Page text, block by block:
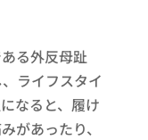
る外反母趾
ライフスタイ
なると、履け
があったり、